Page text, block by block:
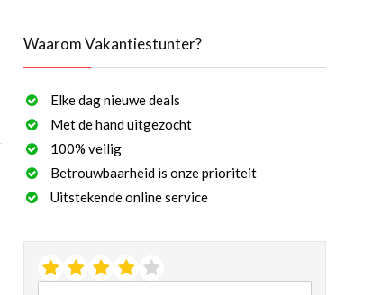
Waarom Vakantiestunter?
Elke dag nieuwe deals
Met de hand uitgezocht
100% veilig
Betrouwbaarheid is onze prioriteit
Uitstekende online service